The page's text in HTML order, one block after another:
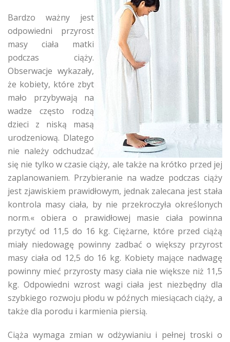
Bardzo ważny jest
odpowiedni przyrost
masy ciała matki
podczas ciąży.
Obserwacje wykazały,
że kobiety, które zbyt
mało przybywają na
wadze często rodzą
dzieci z niską masą
urodzeniową. Dlatego
nie należy odchudzać
się nie tylko w czasie ciąży, ale także na krótko przed jej
zaplanowaniem. Przybieranie na wadze podczas ciąży
jest zjawiskiem prawidłowym, jednak zalecana jest stała
kontrola masy ciała, by nie przekroczyła określonych
norm.« obiera o prawidłowej masie ciała powinna
przytyć od 11,5 do 16 kg. Ciężarne, które przed ciążą
miały niedowagę powinny zadbać o większy przyrost
masy ciała od 12,5 do 16 kg. Kobiety mające nadwagę
powinny mieć przyrosty masy ciała nie większe niż 11,5
kg. Odpowiedni wzrost wagi ciała jest niezbędny dla
szybkiego rozwoju płodu w późnych miesiącach ciąży, a
także dla porodu i karmienia piersią.
Ciąża wymaga zmian w odżywianiu i pełnej troski o